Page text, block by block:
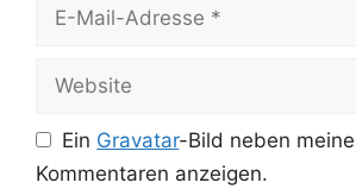
Website
Ein Gravatar-Bild neben
Kommentaren anzeigen.